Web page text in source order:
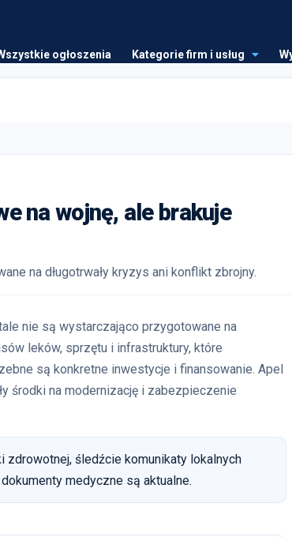
ogłoszenia Kategorie firm i usług
na wojnę, ale brakuje
na długotrwały kryzys ani konflikt zbrojny.
nie są wystarczająco przygotowane na
leków, sprzętu i infrastruktury, które
są konkretne inwestycje i finansowanie. Apel
środki na modernizację i zabezpieczenie
zdrowotnej, śledźcie komunikaty lokalnych
medyczne są aktualne.